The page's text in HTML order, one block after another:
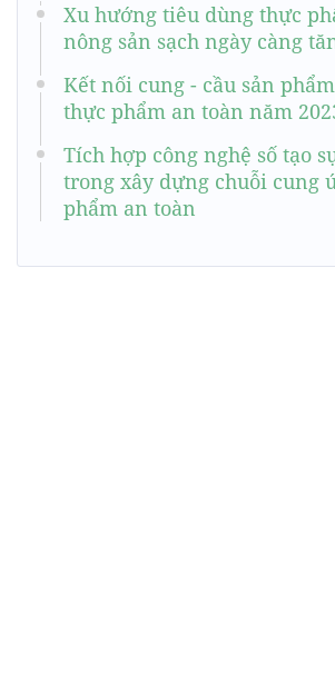
Xu hướng tiêu dùng thực
nông sản sạch ngày càng
Kết nối cung - cầu sản
thực phẩm an toàn năm
Tích hợp công nghệ số tạo
trong xây dựng chuỗi cung
phẩm an toàn